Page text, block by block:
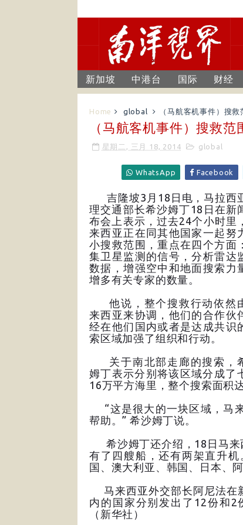
新加坡 中港台 国际 财经
Home global （马航客机事件）搜
（马航客机事件）搜救
星期二, 三月 18, 2014 global
WhatsApp Facebook
吉隆坡3月18日电，马拉西
理交通部长希沙姆丁18日在新
布会上表示，过去24个小时里
来西亚正在同其他国家一起努
小搜救范围，重点在四个方面
集卫星监测的信号，分析雷达
数据，增强空中和地面搜索力
增多有关专家的数量。
他说，整个搜救行动依然
来西亚来协调，他们的合作伙
经在他们国内或者是达成共识
索区域加强了组织和行动。
关于南北部走廊的搜索，
姆丁表示分别将该区域分成了
16万平方海里，整个搜索面积
“这是很大的一块区域，马
帮助。” 希沙姆丁说。
希沙姆丁还介绍，18日马来
有了四艘船，还有两架直升
国、澳大利亚、韩国、日本、
马来西亚外交部长阿尼法在
内的国家分别发出了12份和2
（新华社）